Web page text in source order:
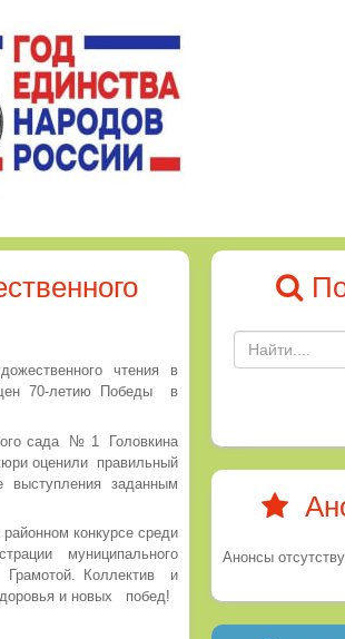
чтения в
70-летию Победы в
сада № 1 Головкина
оценили правильный
выступления заданным
конкурсе среди
муниципального
Грамотой. Коллектив и
и новых побед!
Анонсы